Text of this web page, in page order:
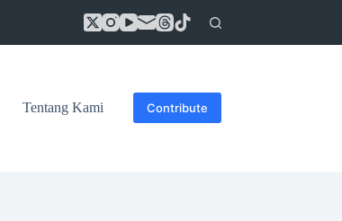
Tentang Kami Contribute